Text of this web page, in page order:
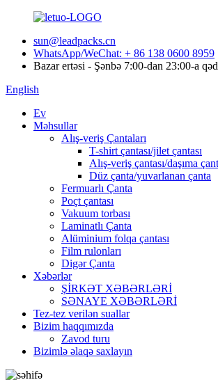
sun@leadpacks.cn
WhatsApp/WeChat: + 86 138 0600 8959
Bazar ertəsi - Şənbə 7:00-dan 23:00-a
English
Ev
Məhsullar
Alış-veriş Çantaları
T-shirt çantası/jilet çantası
Alış-veriş çantası/daşıma
Düz çanta/yuvarlanan çanta
Fermuarlı Çanta
Poçt çantası
Vakuum torbası
Laminatlı Çanta
Alüminium folqa çantası
Film rulonları
Digər Çanta
Xəbərlər
ŞİRKƏT XƏBƏRLƏRİ
SƏNAYE XƏBƏRLƏRİ
Tez-tez verilən suallar
Bizim haqqımızda
Zavod turu
Bizimlə əlaqə saxlayın